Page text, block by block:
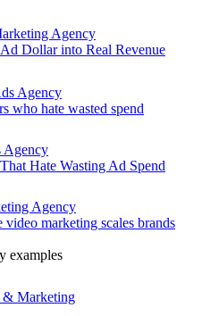
Agency
Dollar into Real Revenue
Agency
who hate wasted spend
Agency
Hate Wasting Ad Spend
Agency
video marketing scales brands
examples
Marketing